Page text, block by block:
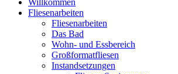
Willkommen
Fliesenarbeiten
Fliesenarbeiten
Das Bad
Wohn- und Essbereich
Großformatfliesen
Instandsetzungen